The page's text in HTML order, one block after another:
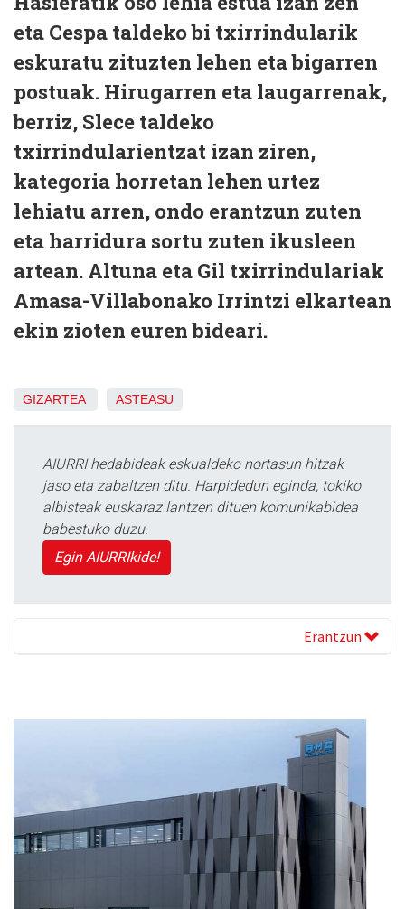
eta Cespa taldeko bi txirrindularik
eskuratu zituzten lehen eta bigarren
postuak. Hirugarren eta laugarrenak,
berriz, Slece taldeko
txirrindularientzat izan ziren,
kategoria horretan lehen urtez
lehiatu arren, ondo erantzun zuten
eta harridura sortu zuten ikusleen
artean. Altuna eta Gil txirrindulariak
Amasa-Villabonako Irrintzi elkartean
ekin zioten euren bideari.
GIZARTEA ASTEASU
AIURRI hedabideak eskualdeko nortasun hitzak
jaso eta zabaltzen ditu. Harpidedun eginda, tokiko
albisteak euskaraz lantzen dituen komunikabidea
babestuko duzu.
Egin AIURRIkide!
Erantzun